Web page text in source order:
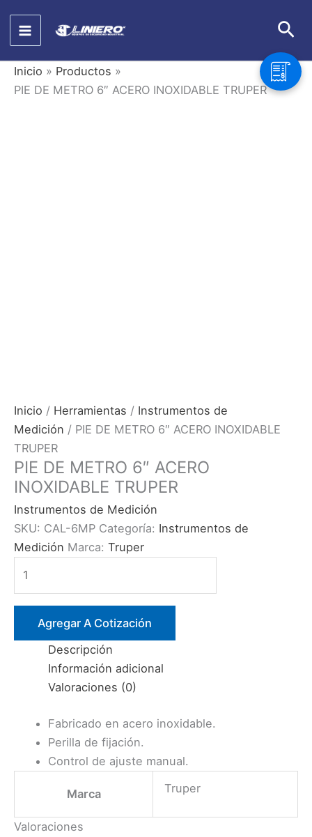
contenido
Inicio
Productos
PIE DE METRO 6″ ACERO INOXIDABLE TRUPER
Inicio / Herramientas / Instrumentos de
Medición / PIE DE METRO 6″ ACERO INOXIDABLE
TRUPER
PIE DE METRO 6″ ACERO
INOXIDABLE TRUPER
Instrumentos de Medición
SKU: CAL-6MP Categoría: Instrumentos de
Medición Marca: Truper
DE
METRO
ACERO
INOXIDABLE
cantidad
Agregar A Cotización
Descripción
Información adicional
Valoraciones (0)
Fabricado en acero inoxidable.
Perilla de fijación.
Control de ajuste manual.
Marca Truper
Valoraciones